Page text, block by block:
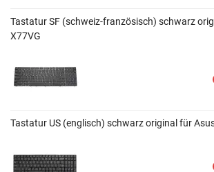
Tastatur SF (schweiz-französisch) schwarz
X77VG
Tastatur US (englisch) schwarz original für